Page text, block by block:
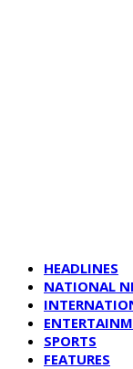
HEADLINES
NATIONAL
SPORTS
FEATURES